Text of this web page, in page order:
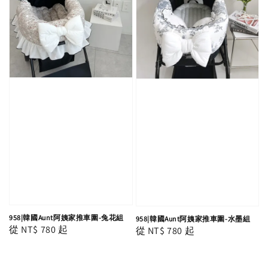
958|韓國Aunt阿姨家推車圍-兔花組
Regular
從 NT$ 780 起
958|韓國Aunt阿姨家推車圍-水墨組
Regular
從 NT$ 780 起